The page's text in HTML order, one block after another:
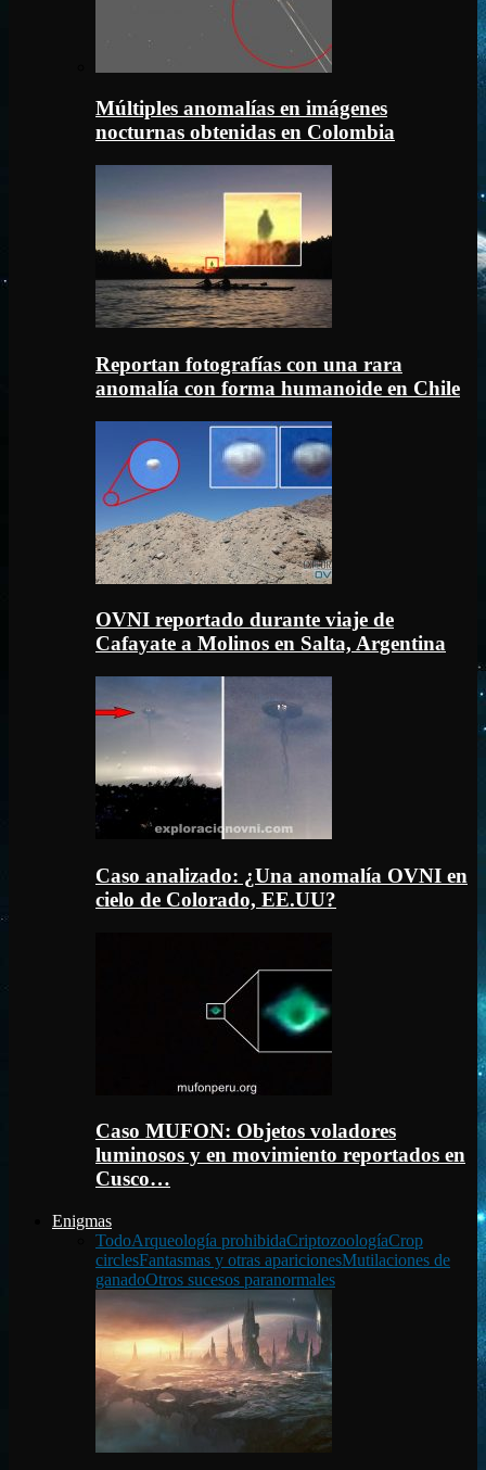
Múltiples anomalías en imágenes
nocturnas obtenidas en Colombia
Reportan fotografías con una rara
anomalía con forma humanoide en Chile
OVNI reportado durante viaje de
Cafayate a Molinos en Salta, Argentina
Caso analizado: ¿Una anomalía OVNI en
cielo de Colorado, EE.UU?
Caso MUFON: Objetos voladores
luminosos y en movimiento reportados en
Cusco…
Enigmas
TodoArqueología prohibidaCriptozoologíaCrop
circlesFantasmas y otras aparicionesMutilaciones de
ganadoOtros sucesos paranormales